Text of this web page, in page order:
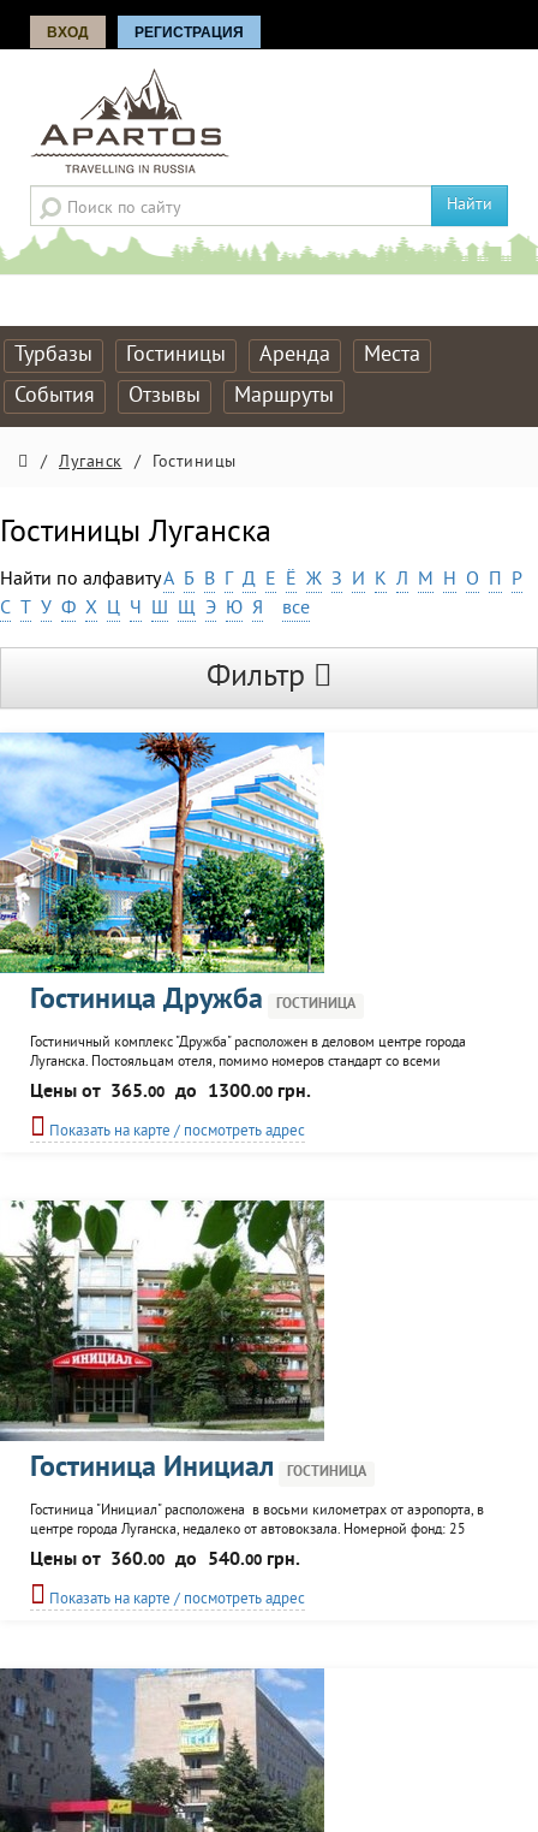
ВХОД РЕГИСТРАЦИЯ
Найти
Турбазы Гостиницы Аренда
Места
События
Отзывы Маршруты
/ Луганск / Гостиницы
Гостиницы Луганска
Найти по алфавитуА Б В Г Д Е Ё Ж З И К Л М Н О П Р
С Т У Ф Х Ц Ч Ш Щ Э Ю Я все
Фильтр
Гостиница Дружба ГОСТИНИЦА
Гостиничный комплекс "Дружба" расположен в деловом центре города
Луганска. Постояльцам отеля, помимо номеров стандарт со всеми
удобствами, кондиционированием и WiFi, предлагаются номера класса
"люкс" с индивидуальным оригинальным дизайном и президентские
апартаменты. Дополнительные услуги: 2 ресторана, 3 сауны класса VIP,
бассейн, бильярдный клуб, 2 конференц зала с...
Цены от 365.00 до 1300.00 грн.
Показать на карте / посмотреть адрес
Гостиница Инициал ГОСТИНИЦА
Гостиница "Инициал" расположена в восьми километрах от аэропорта, в
центре города Луганска, недалеко от автовокзала. Номерной фонд: 25
одноместных, 25 двухместных номеров, 4 "люкса". В каждом: кондиционер,
WiFi, TV, телефон, холодильник, современная сантехника, в ванной - набор
гостиничной парфюмерии и фен. К услугам гостей охраняемая стоянка,
room-service...
Цены от 360.00 до 540.00 грн.
Показать на карте / посмотреть адрес